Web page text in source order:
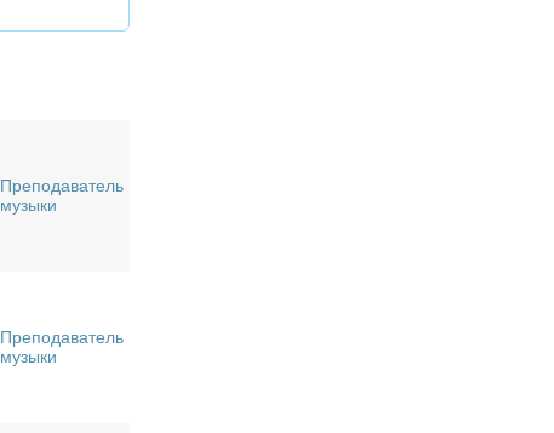
Преподаватель
музыки
Преподаватель
музыки